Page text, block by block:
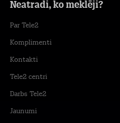
Neatradi, ko meklēji?
Par Tele2
Komplimenti
Kontakti
Tele2 centri
Darbs Tele2
Jaunumi